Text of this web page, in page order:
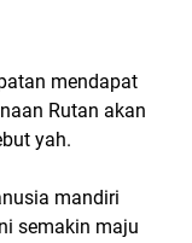
mendapat
Rutan akan
yah.
mandiri
semakin maju